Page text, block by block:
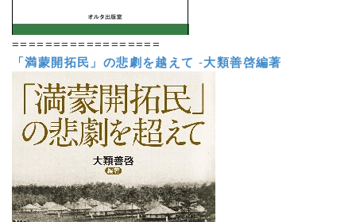
==================
「満蒙開拓民」の悲劇を越えて -大類善啓編著